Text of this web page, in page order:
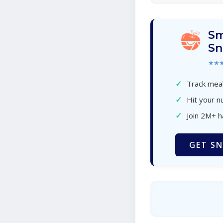
✓ Track
✓ Hit your
✓ Join 2M+
GET